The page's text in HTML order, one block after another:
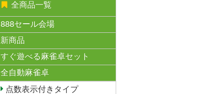
全商品一覧
888セール会場
新商品
すぐ遊べる麻雀卓セット
全自動麻雀卓
点数表示付きタイプ